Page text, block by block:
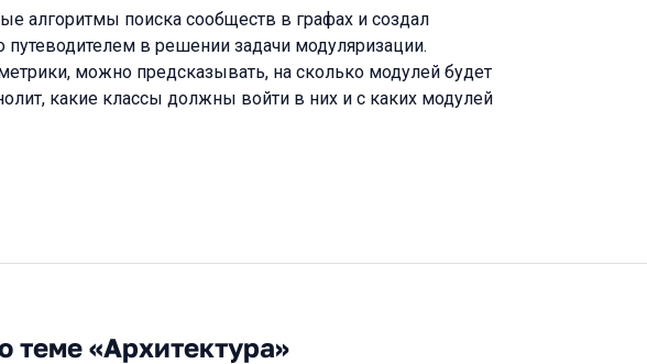
алгоритмы поиска сообществ в графах и создал
путеводителем в решении задачи модуляризации.
можно предсказывать, на сколько модулей будет
какие классы должны войти в них и с каких модулей
теме «Архитектура»